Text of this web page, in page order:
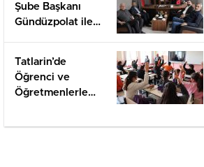
Şube Başkanı
Gündüzpolat ile
Tatlarin’de
Öğrenci ve
Öğretmenlerle